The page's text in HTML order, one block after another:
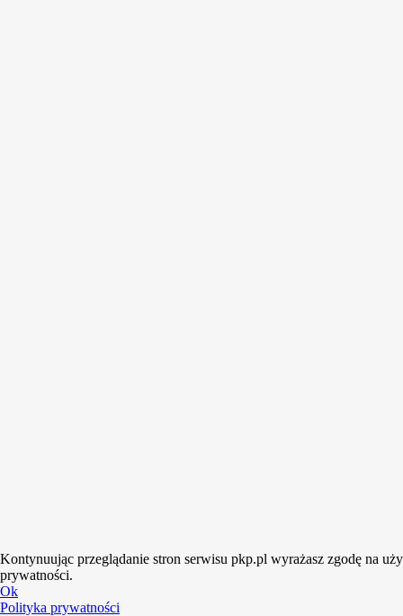
Kontynuując przeglądanie stron serwisu pkp.pl wyrażasz zgodę na
prywatności.
Ok
Polityka prywatności